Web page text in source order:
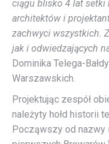
ciągu blisko 4 lat setki
architektów i
zachwyci wszystkich.
jak i odwiedzających
Dominika Telega-
Warszawskich.
Projektując zespół
należyty hołd historii
Począwszy od nazwy